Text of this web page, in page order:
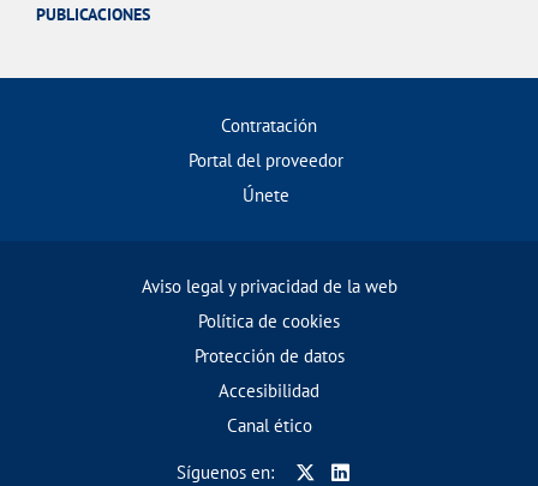
PUBLICACIONES
Contratación
Portal del proveedor
Únete
Aviso legal y privacidad de la web
Política de cookies
Protección de datos
Accesibilidad
Canal ético
Síguenos en: